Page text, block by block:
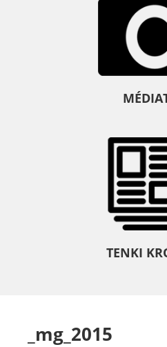
TENKI
_mg_2015